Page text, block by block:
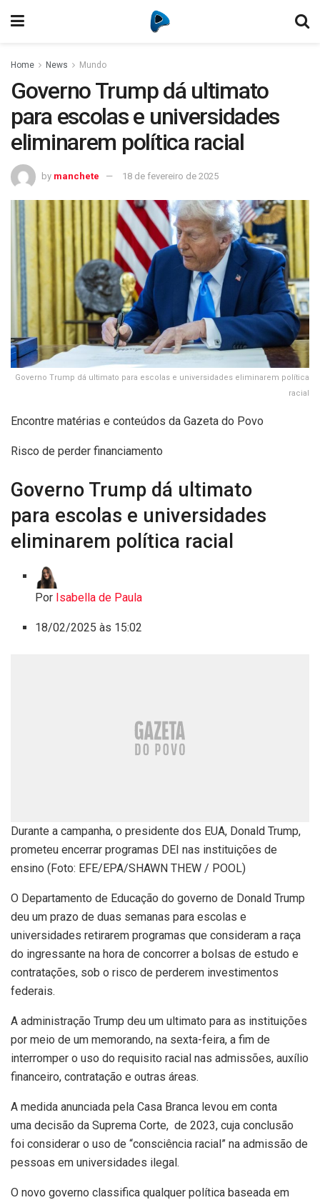
Home News Mundo
Governo Trump dá ultimato
para escolas e universidades
eliminarem política racial
by manchete 18 de fevereiro de 2025
Governo Trump dá ultimato para escolas e universidades eliminarem política
racial
Encontre matérias e conteúdos da Gazeta do Povo
Risco de perder financiamento
Governo Trump dá ultimato
para escolas e universidades
eliminarem política racial
Por Isabella de Paula
18/02/2025 às 15:02
Durante a campanha, o presidente dos EUA, Donald Trump,
prometeu encerrar programas DEI nas instituições de
ensino (Foto: EFE/EPA/SHAWN THEW / POOL)
O Departamento de Educação do governo de Donald Trump
deu um prazo de duas semanas para escolas e
universidades retirarem programas que consideram a raça
do ingressante na hora de concorrer a bolsas de estudo e
contratações, sob o risco de perderem investimentos
federais.
A administração Trump deu um ultimato para as instituições
por meio de um memorando, na sexta-feira, a fim de
interromper o uso do requisito racial nas admissões, auxílio
financeiro, contratação e outras áreas.
A medida anunciada pela Casa Branca levou em conta
uma decisão da Suprema Corte, de 2023, cuja conclusão
foi considerar o uso de “consciência racial” na admissão de
pessoas em universidades ilegal.
O novo governo classifica qualquer política baseada em